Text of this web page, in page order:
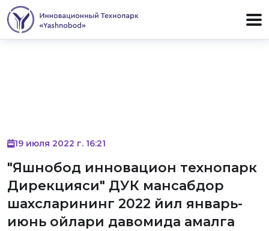
19 июля 2022 г. 16:21
"Яшнобод инновацион технопарк
Дирекцияси" ДУК мансабдор
шахсларининг 2022 йил январь-
июнь ойлари давомида амалга